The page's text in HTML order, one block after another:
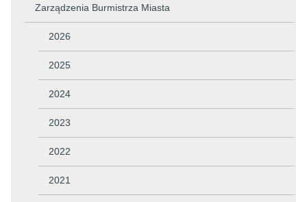
Zarządzenia Burmistrza Miasta
2026
2025
2024
2023
2022
2021